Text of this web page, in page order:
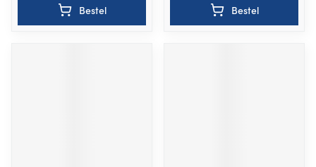
Bestel Bestel